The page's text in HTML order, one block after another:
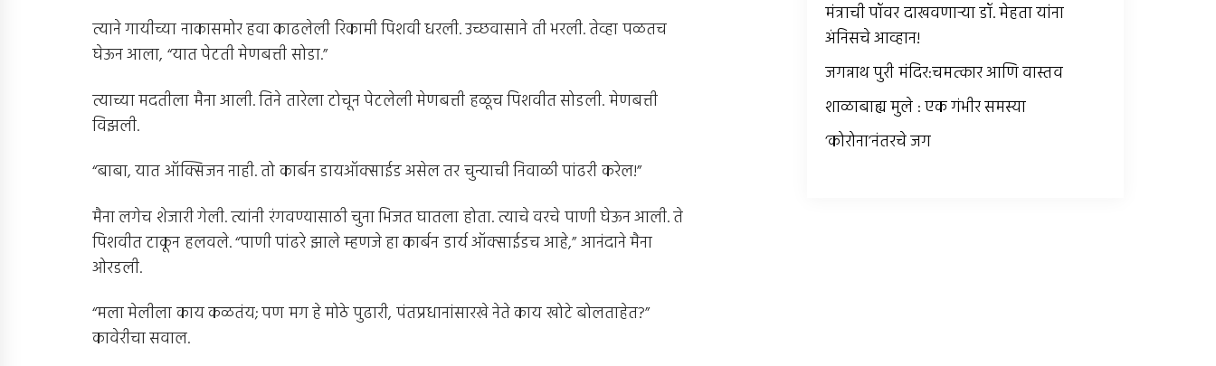
त्याने गायीच्या नाकासमोर हवा काढलेली रिकामी पिशवी धरली. उच्छवासाने ती भरली. तेव्हा पळतच
घेऊन आला, “यात पेटती मेणबत्ती सोडा.”
त्याच्या मदतीला मैना आली. तिने तारेला टोचून पेटलेली मेणबत्ती हळूच पिशवीत सोडली. मेणबत्ती
विझली.
“बाबा, यात ऑक्सिजन नाही. तो कार्बन डायऑक्साईड असेल तर चुन्याची निवाळी पांढरी करेल!”
मैना लगेच शेजारी गेली. त्यांनी रंगवण्यासाठी चुना भिजत घातला होता. त्याचे वरचे पाणी घेऊन आली. ते
पिशवीत टाकून हलवले. “पाणी पांढरे झाले म्हणजे हा कार्बन डार्य ऑक्साईडच आहे,” आनंदाने मैना
ओरडली.
“मला मेलीला काय कळतंय; पण मग हे मोठे पुढारी, पंतप्रधानांसारखे नेते काय खोटे बोलताहेत?”
कावेरीचा सवाल.
मंत्राची पॉवर दाखवणार्‍या डॉ. मेहता यांना
अंनिसचे आव्हान!
जगन्नाथ पुरी मंदिर:चमत्कार आणि वास्तव
शाळाबाह्य मुले : एक गंभीर समस्या
‘कोरोना’नंतरचे जग